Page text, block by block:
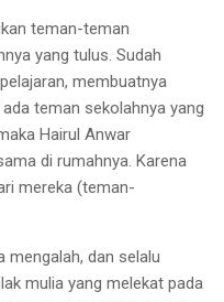
teman-teman
yang tulus. Sudah
membuatnya
teman sekolahnya yang
Hairul Anwar
di rumahnya. Karena
mereka (teman-
mengalah, dan selalu
mulia yang melekat pada